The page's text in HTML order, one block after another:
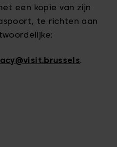
een kopie van zijn
te richten aan
.